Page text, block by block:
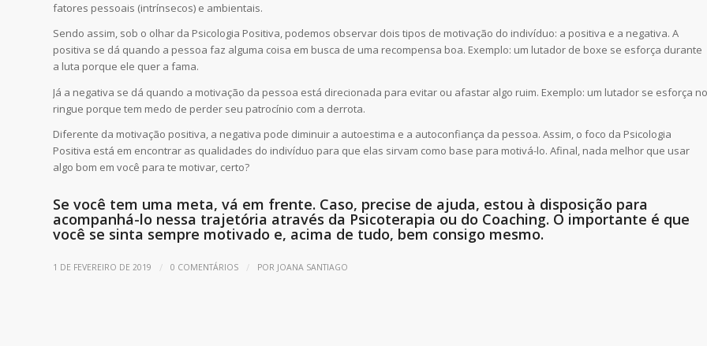
fatores pessoais (intrínsecos) e ambientais.
Sendo assim, sob o olhar da Psicologia Positiva, podemos observar dois tipos de motivação do indivíduo: a positiva e a negativa. A
positiva se dá quando a pessoa faz alguma coisa em busca de uma recompensa boa. Exemplo: um lutador de boxe se esforça durante
a luta porque ele quer a fama.
Já a negativa se dá quando a motivação da pessoa está direcionada para evitar ou afastar algo ruim. Exemplo: um lutador se esforça no
ringue porque tem medo de perder seu patrocínio com a derrota.
Diferente da motivação positiva, a negativa pode diminuir a autoestima e a autoconfiança da pessoa. Assim, o foco da Psicologia
Positiva está em encontrar as qualidades do indivíduo para que elas sirvam como base para motivá-lo. Afinal, nada melhor que usar
algo bom em você para te motivar, certo?
Se você tem uma meta, vá em frente. Caso, precise de ajuda, estou à disposição para
acompanhá-lo nessa trajetória através da Psicoterapia ou do Coaching. O importante é que
você se sinta sempre motivado e, acima de tudo, bem consigo mesmo.
1 DE FEVEREIRO DE 2019 / 0 COMENTÁRIOS / POR JOANA SANTIAGO